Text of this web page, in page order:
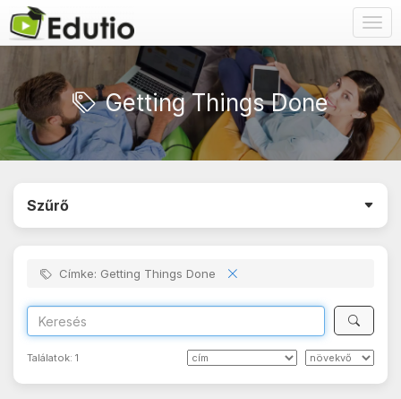
Getting Things Done
Szűrő
Címke: Getting Things Done
Találatok: 1